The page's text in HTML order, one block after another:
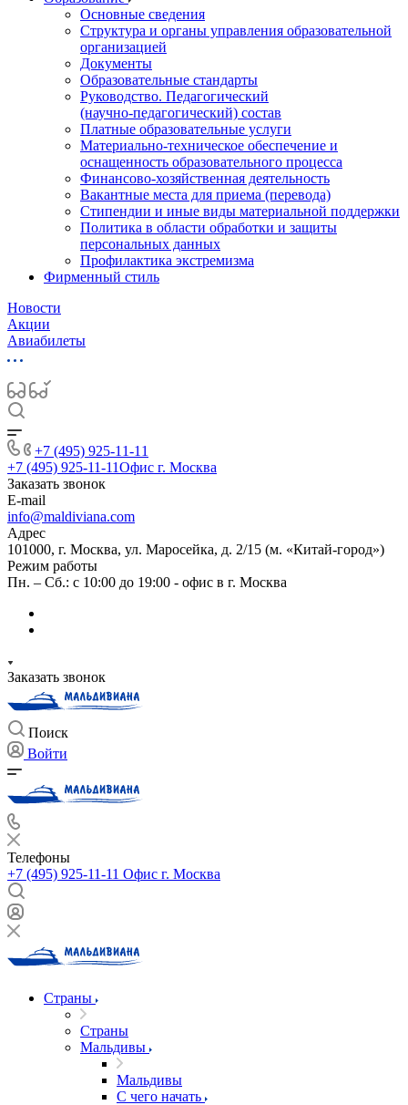
Основные сведения
Структура и органы управления образовательной
организацией
Документы
Образовательные стандарты
Руководство. Педагогический
(научно‑педагогический) состав
Платные образовательные услуги
Материально-техническое обеспечение и
оснащенность образовательного процесса
Финансово-хозяйственная деятельность
Вакантные места для приема (перевода)
Стипендии и иные виды материальной поддержки
Политика в области обработки и защиты
персональных данных
Профилактика экстремизма
Фирменный стиль
Новости
Акции
Авиабилеты
+7 (495) 925-11-11
+7 (495) 925-11-11Офис г. Москва
Заказать звонок
E-mail
info@maldiviana.com
Адрес
101000, г. Москва, ул. Маросейка, д. 2/15 (м. «Китай-город»)
Режим работы
Пн. – Сб.: с 10:00 до 19:00 - офис в г. Москва
Заказать звонок
Поиск
Войти
Телефоны
+7 (495) 925-11-11 Офис г. Москва
Страны
Страны
Мальдивы
Мальдивы
С чего начать